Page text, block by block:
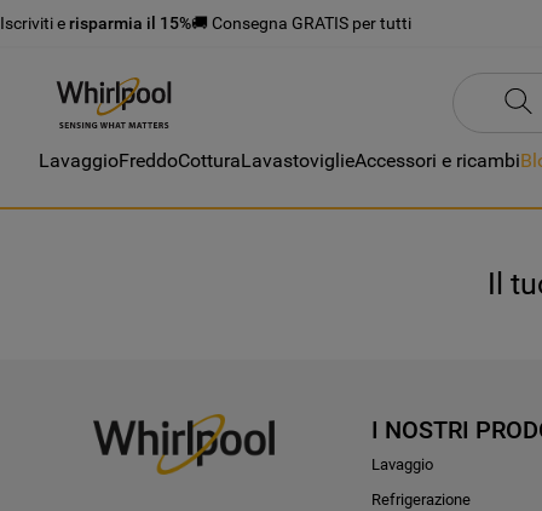
Iscriviti e risparmia il 15%🚚 Consegna GRATIS per tutti
LavaggioFreddoCotturaLavastoviglieAccessori e ricambi
Il
I NOSTRI
Lavaggio
Refrigerazione